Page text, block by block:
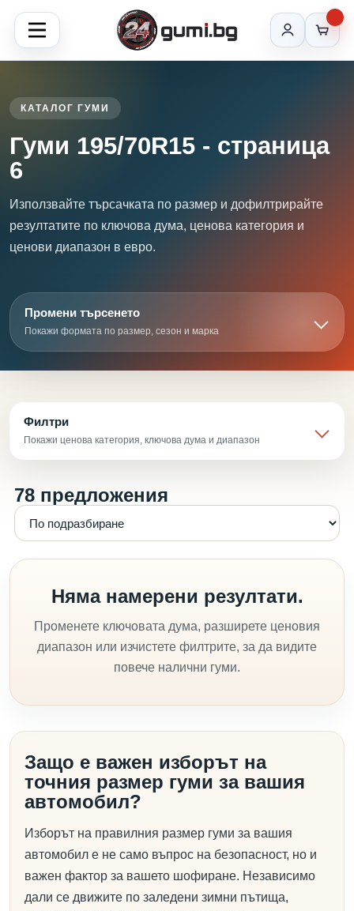
КАТАЛОГ ГУМИ
Гуми 195/70R15 - страница
6
Използвайте търсачката по размер и дофилтрирайте
резултатите по ключова дума, ценова категория и
ценови диапазон в евро.
Промени търсенето
Покажи формата по размер, сезон и марка
Филтри
Покажи ценова категория, ключова дума и диапазон
78 предложения
Няма намерени резултати.
Променете ключовата дума, разширете ценовия
диапазон или изчистете филтрите, за да видите
повече налични гуми.
Защо е важен изборът на
точния размер гуми за вашия
автомобил?
Изборът на правилния размер гуми за вашия
автомобил е не само въпрос на безопасност, но и
важен фактор за вашето шофиране. Независимо
дали се движите по заледени зимни пътища,